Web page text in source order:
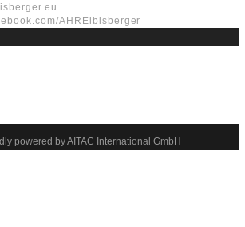
AHREibisberger
powered by AITAC International GmbH